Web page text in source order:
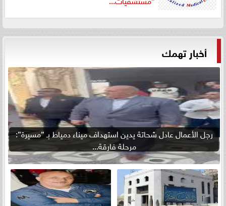
أخبار تهمك
رجل الأعمال عادل شحاتة يدين استهداف ميناء دمياط بـ ”مسيرة”:
مرحلة فارقة...